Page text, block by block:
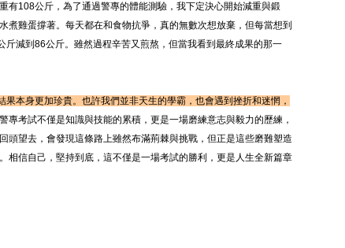
有108公斤，為了通過警專的體能測驗，我下定決心開始減重與鍛
雞蛋撐著。每天都在和食物抗爭，真的無數次想放棄，但每當想到
減到86公斤。雖然過程辛苦又煎熬，但當我看到最終成果的那一
本身更加珍貴。也許我們並非天生的學霸，也會遇到挫折和迷惘，
警專考試不僅是知識與技能的累積，更是一場磨練意志與毅力的歷練，
頭望去，會發現這條路上雖然布滿荊棘與挑戰，但正是這些磨難塑造
相信自己，堅持到底，這不僅是一場考試的勝利，更是人生全新篇章